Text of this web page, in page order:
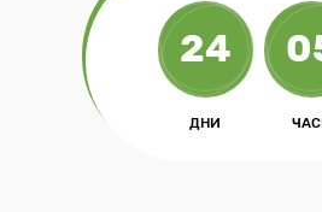
24
ДНИ